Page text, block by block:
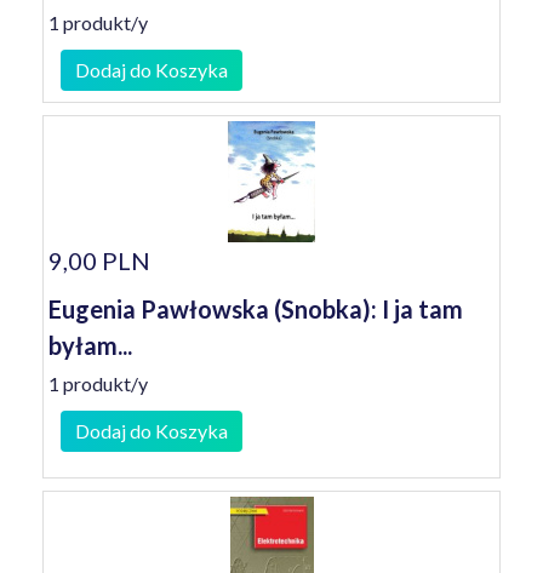
1 produkt/y
Dodaj do Koszyka
9,00 PLN
Eugenia Pawłowska (Snobka): I ja tam
byłam...
1 produkt/y
Dodaj do Koszyka